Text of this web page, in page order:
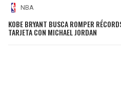
NBA
KOBE BRYANT BUSCA ROMPER
TARJETA CON MICHAEL JORDAN